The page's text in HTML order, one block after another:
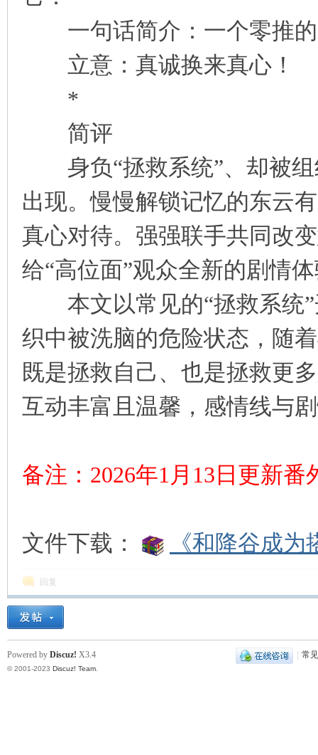
一句话简介：一个零推的
立意：真诚换来真心！
*
简评
身负“拯救系统”、却被组
出现。慢慢解锁记忆的东云
真心对待。强强联手共同改
给“高位面”观众全新的剧情
本文以常见的“拯救系统”
织中被洗脑的危险状态，随
既是拯救自己、也是拯救更
互动丰富且温馨，感情线与
备注：2026年1月13日更新
文件下载： 《和降谷成
回复
常
Powered by Discuz! X3.4
© 2001-2023 Discuz! Team